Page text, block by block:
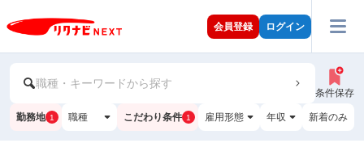
会員登録 ログイン
職種・キーワードから探す
条件保存
勤務地 1 職種 こだわり条件 1 雇用形態 年収 新着のみ